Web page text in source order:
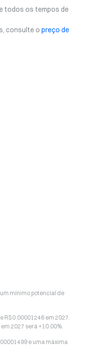
todos os tempos de
consulte o preço de
mínimo potencial de
R$0.00001246 em 2027.
2027 será +10.00%.
e uma máxima